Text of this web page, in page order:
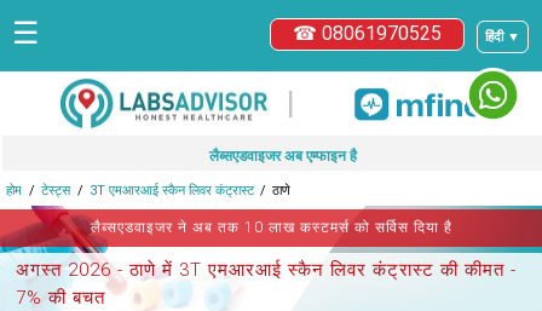
हिंदी ▼
☎ 08061970525
☰
|
लैब्सएडवाइजर अब एम्फाइन है
होम टेस्ट्स 3T एमआरआई स्कैन लिवर कंट्रास्ट ठाणे
लैब्सएडवाइजर ने अब तक 10 लाख कस्टमर्स को सर्विस दिया है
अगस्त 2026 -ठाणे में 3T एमआरआई स्कैन लिवर कंट्रास्ट की कीमत -
7% की बचत